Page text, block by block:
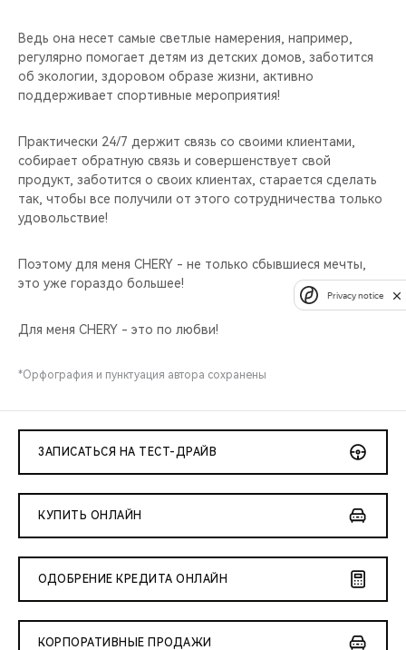
Ведь она несет самые светлые намерения, например,
регулярно помогает детям из детских домов, заботится
об экологии, здоровом образе жизни, активно
поддерживает спортивные мероприятия!
Практически 24/7 держит связь со своими клиентами,
собирает обратную связь и совершенствует свой
продукт, заботится о своих клиентах, старается сделать
так, чтобы все получили от этого сотрудничества только
удовольствие!
Поэтому для меня CHERY - не только сбывшиеся мечты,
это уже гораздо большее!
Для меня CHERY - это по любви!
*Орфография и пунктуация автора сохранены
ЗАПИСАТЬСЯ НА ТЕСТ-ДРАЙВ
КУПИТЬ ОНЛАЙН
ОДОБРЕНИЕ КРЕДИТА ОНЛАЙН
КОРПОРАТИВНЫЕ ПРОДАЖИ
Privacy notice